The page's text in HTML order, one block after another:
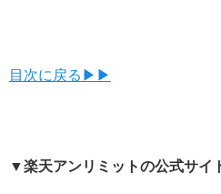
目次に戻る▶▶
▼楽天アンリミットの公式サイ